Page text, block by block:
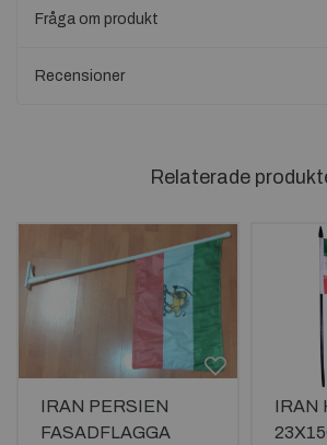
Fråga om produkt
Recensioner
Relaterade
IRAN PERSIEN
FASADFLAGGA
IRAN